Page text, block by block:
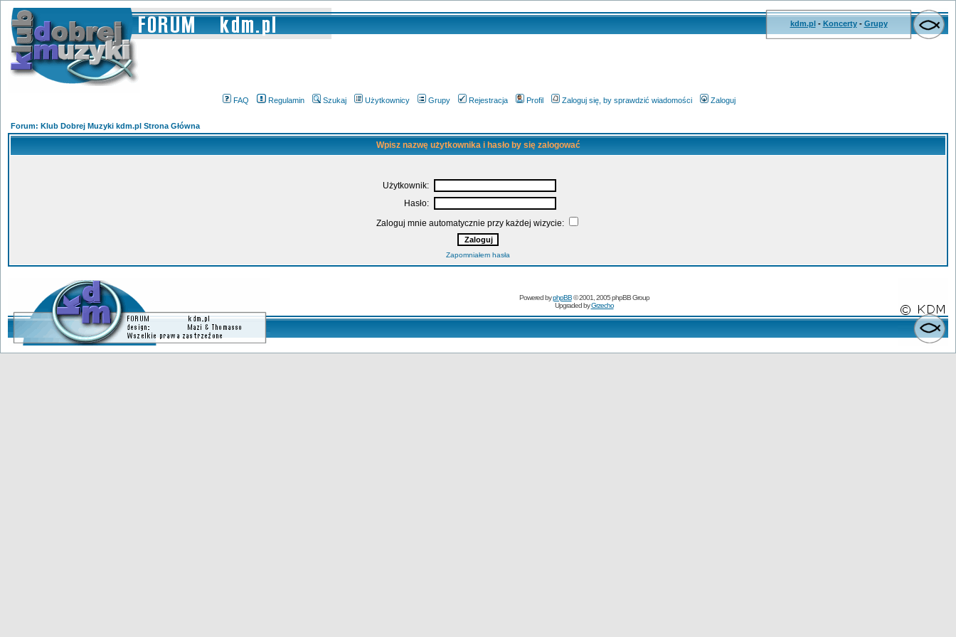
kdm.pl- Koncerty- Grupy
FAQ Regulamin Szukaj Użytkownicy Grupy Rejestracja Profil Zaloguj się, by sprawdzić wiadomości Zaloguj
Forum: Klub Dobrej Muzyki kdm.pl Strona Główna
Wpisz nazwę użytkownika i hasło by się zalogować
Użytkownik:
Hasło:
Zaloguj mnie automatycznie przy każdej wizycie:
Zapomniałem hasła
Powered byphpBB© 2001, 2005 phpBB Group
Upgraded byGrzecho